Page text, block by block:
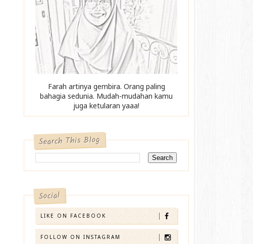
Farah artinya gembira. Orang paling
bahagia sedunia. Mudah-mudahan kamu
juga ketularan yaaa!
Search This Blog
Social
LIKE ON FACEBOOK
FOLLOW ON INSTAGRAM